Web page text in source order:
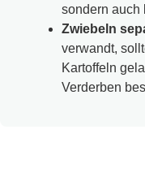
sondern auch
Zwiebeln
verwandt,
Kartoffeln
Verderben